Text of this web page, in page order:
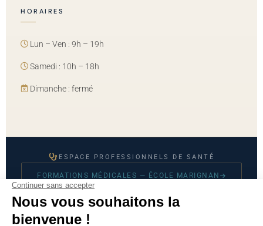
HORAIRES
Lun – Ven : 9h – 19h
Samedi : 10h – 18h
Dimanche : fermé
ESPACE PROFESSIONNELS DE SANTÉ
FORMATIONS MÉDICALES — ÉCOLE MARIGNAN